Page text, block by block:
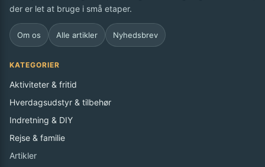
der er let at bruge i små etaper.
Om os Alle artikler Nyhedsbrev
KATEGORIER
Aktiviteter & fritid
Hverdagsudstyr & tilbehør
Indretning & DIY
Rejse & familie
Artikler